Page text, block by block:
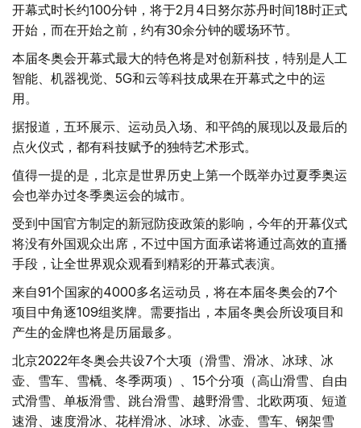
开幕式时长约100分钟，将于2月4日努尔苏丹时间18时正式
开始，而在开始之前，约有30余分钟的暖场环节。
本届冬奥会开幕式最大的特色将是对创新科技，特别是人工
智能、机器视觉、5G和云等科技成果在开幕式之中的运
用。
据报道，五环展示、运动员入场、和平鸽的展现以及最后的
点火仪式，都有科技赋予的独特艺术形式。
值得一提的是，北京是世界历史上第一个既举办过夏季奥运
会也举办过冬季奥运会的城市。
受到中国官方制定的新冠防疫政策的影响，今年的开幕仪式
将没有外国观众出席，不过中国方面承诺将通过高效的直播
手段，让全世界观众观看到精彩的开幕式表演。
来自91个国家的4000多名运动员，将在本届冬奥会的7个
项目中角逐109组奖牌。需要指出，本届冬奥会所设项目和
产生的金牌也将是历届最多。
北京2022年冬奥会共设7个大项（滑雪、滑冰、冰球、冰
壶、雪车、雪橇、冬季两项）、15个分项（高山滑雪、自由
式滑雪、单板滑雪、跳台滑雪、越野滑雪、北欧两项、短道
速滑、速度滑冰、花样滑冰、冰球、冰壶、雪车、钢架雪